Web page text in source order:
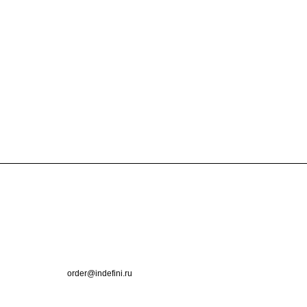
order@indefini.ru